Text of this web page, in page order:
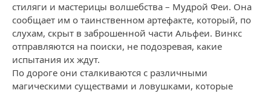
стиляги и мастерицы волшебства – Мудрой Феи. Она
сообщает им о таинственном артефакте, который, по
слухам, скрыт в заброшенной части Альфеи. Винкс
отправляются на поиски, не подозревая, какие
испытания их ждут.
По дороге они сталкиваются с различными
магическими существами и ловушками, которые